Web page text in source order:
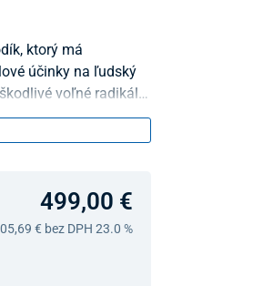
ktorý má
účinky na ľudský
voľné radikály
499,00 €
€ bez DPH 23.0 %